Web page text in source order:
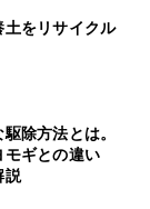
をリサイクル
除方法とは。
モギとの違い
説